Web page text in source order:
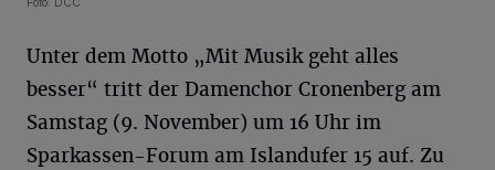
Unter dem Motto „Mit Musik geht alles
besser“ tritt der Damenchor Cronenberg am
Samstag (9. November) um 16 Uhr im
Sparkassen-Forum am Islandufer 15 auf. Zu